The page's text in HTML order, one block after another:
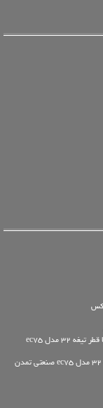
چرخ گوشت الکتروکار طرح امگا قطر تیغه 32 مدل ec75
چرخ گوشت الکتروکار طرح امگا قطر تیغه 32 مدل ec75 صنعتی تمدن